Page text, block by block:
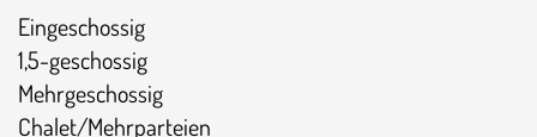
Eingeschossig
1,5-geschossig
Mehrgeschossig
Chalet/Mehrparteien